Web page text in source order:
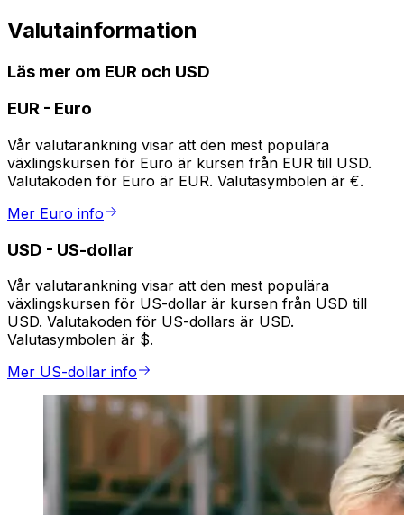
Valutainformation
Läs mer om EUR och USD
EUR - Euro
Vår valutarankning visar att den mest populära
växlingskursen för Euro är kursen från EUR till USD.
Valutakoden för Euro är EUR. Valutasymbolen är €.
Mer Euro info
USD - US-dollar
Vår valutarankning visar att den mest populära
växlingskursen för US-dollar är kursen från USD till
USD. Valutakoden för US-dollars är USD.
Valutasymbolen är $.
Mer US-dollar info